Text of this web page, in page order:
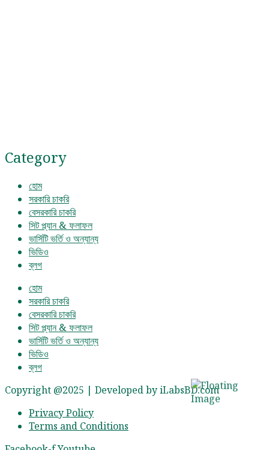
Category
হোম
সরকারি চাকরি
বেসরকারি চাকরি
সিট প্ল্যান & ফলাফল
ভার্সিটি ভর্তি ও অন্যান্য
ভিডিও
ব্লগ
হোম
সরকারি চাকরি
বেসরকারি চাকরি
সিট প্ল্যান & ফলাফল
ভার্সিটি ভর্তি ও অন্যান্য
ভিডিও
ব্লগ
Copyright @2025 | Developed by iLabsBD.com
Privacy Policy
Terms and Conditions